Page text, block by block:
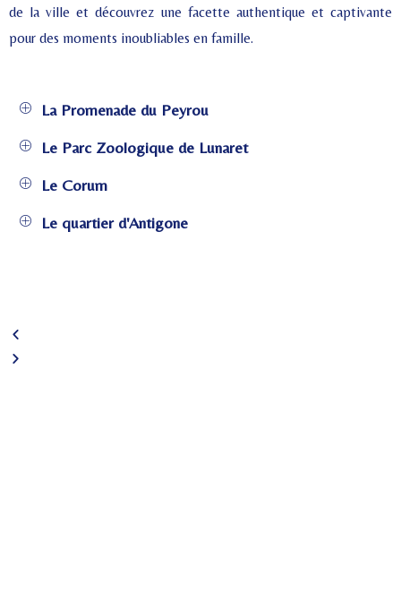
de la ville et découvrez une facette authentique et captivante
pour des moments inoubliables en famille.
La Promenade du Peyrou
Le Parc Zoologique de Lunaret
Le Corum
Le quartier d'Antigone